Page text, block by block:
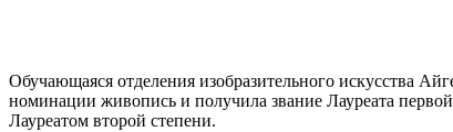
Обучающаяся отделения изобразительного искусства
номинации живопись и получила звание Лауреата
Лауреатом второй степени.